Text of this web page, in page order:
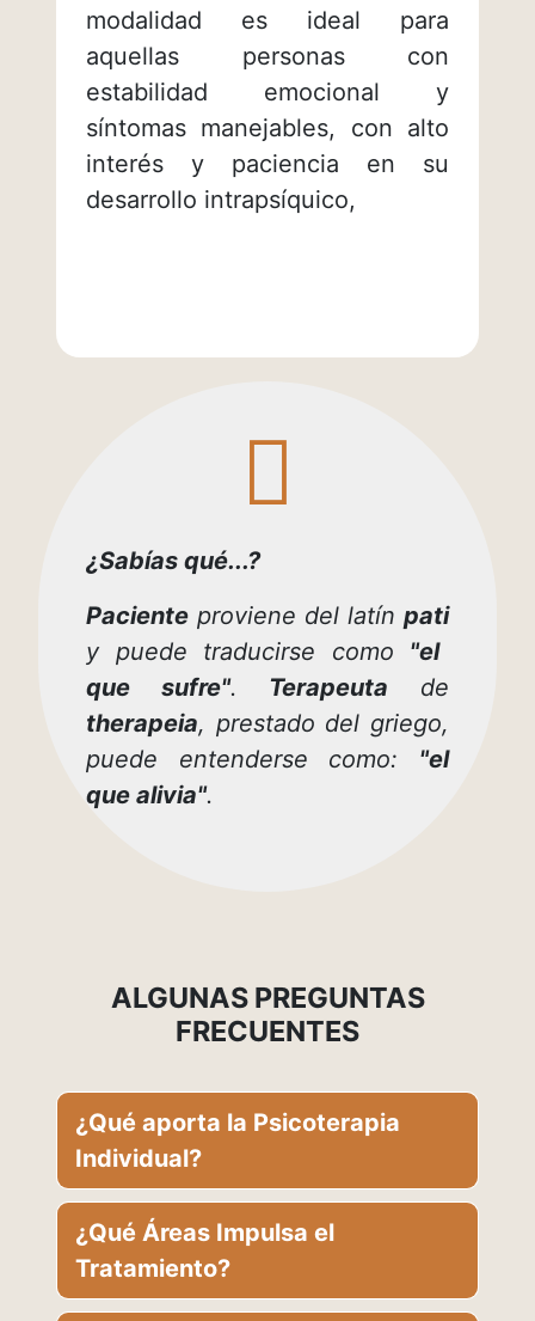
modalidad es ideal para
aquellas personas con
estabilidad emocional y
síntomas manejables, con alto
interés y paciencia en su
desarrollo intrapsíquico,
¿Sabías qué...?
Paciente proviene del latín pati
y puede traducirse como "el
que sufre". Terapeuta de
therapeia, prestado del griego,
puede entenderse como: "el
que alivia".
ALGUNAS PREGUNTAS
FRECUENTES
¿Qué aporta la Psicoterapia
Individual?
¿Qué Áreas Impulsa el
Tratamiento?